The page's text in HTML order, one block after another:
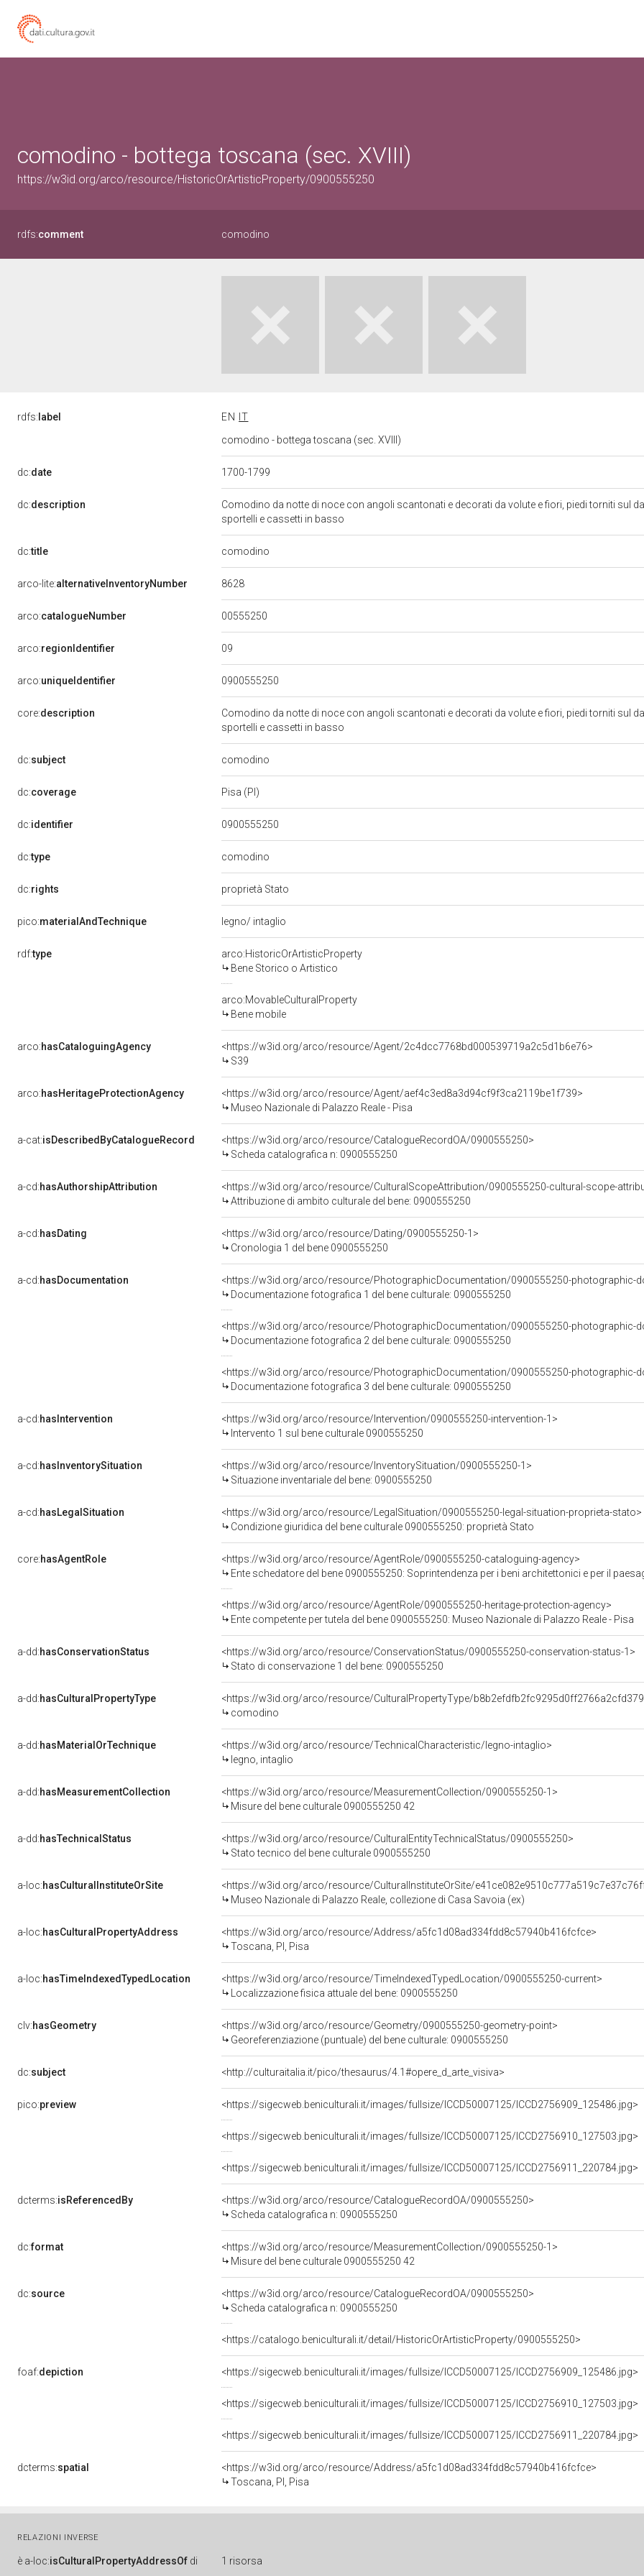
comodino - bottega toscana (sec. XVIII)
https://w3id.org/arco/resource/HistoricOrArtisticProperty/0900555250
rdfs:comment comodino
rdfs: label EN
IT
comodino - bottega toscana (sec. XVIII)
dc:date 1700-1799
dc:description
Comodino da notte di noce con angoli scantonati e decorati da volute e fiori, piedi torniti sul
sportelli e cassetti in basso
dc:title comodino
arco-lite:alternativeInventoryNumber 8628
arco:catalogueNumber 00555250
arco:regionIdentifier 09
arco:uniqueIdentifier 0900555250
core:description
Comodino da notte di noce con angoli scantonati e decorati da volute e fiori, piedi torniti sul
sportelli e cassetti in basso
dc:subject comodino
dc:coverage Pisa (PI)
dc:identifier 0900555250
dc:type comodino
dc:rights proprietà Stato
pico:materialAndTechnique legno/ intaglio
rdf:type
arco:HistoricOrArtisticProperty
Bene Storico o Artistico
arco:MovableCulturalProperty
Bene mobile
arco:hasCataloguingAgency
<https://w3id.org/arco/resource/Agent/2c4dcc7768bd000539719a2c5d1b6e76>
S39
arco:hasHeritageProtectionAgency
<https://w3id.org/arco/resource/Agent/aef4c3ed8a3d94cf9f3ca2119be1f739>
Museo Nazionale di Palazzo Reale - Pisa
a-cat:isDescribedByCatalogueRecord
<https://w3id.org/arco/resource/CatalogueRecordOA/0900555250>
Scheda catalografica n: 0900555250
a-cd:hasAuthorshipAttribution
<https://w3id.org/arco/resource/CulturalScopeAttribution/0900555250-cultural-scope-
Attribuzione di ambito culturale del bene: 0900555250
a-cd:hasDating
<https://w3id.org/arco/resource/Dating/0900555250-1>
Cronologia 1 del bene 0900555250
a-cd:hasDocumentation
<https://w3id.org/arco/resource/PhotographicDocumentation/0900555250-photographic-
Documentazione fotografica 1 del bene culturale: 0900555250
<https://w3id.org/arco/resource/PhotographicDocumentation/0900555250-photographic-
Documentazione fotografica 2 del bene culturale: 0900555250
<https://w3id.org/arco/resource/PhotographicDocumentation/0900555250-photographic-
Documentazione fotografica 3 del bene culturale: 0900555250
a-cd:hasIntervention
<https://w3id.org/arco/resource/Intervention/0900555250-intervention-1>
Intervento 1 sul bene culturale 0900555250
a-cd:hasInventorySituation
<https://w3id.org/arco/resource/InventorySituation/0900555250-1>
Situazione inventariale del bene: 0900555250
a-cd:hasLegalSituation
<https://w3id.org/arco/resource/LegalSituation/0900555250-legal-situation-proprieta-stato>
Condizione giuridica del bene culturale 0900555250: proprietà Stato
core:hasAgentRole
<https://w3id.org/arco/resource/AgentRole/0900555250-cataloguing-agency>
Ente schedatore del bene 0900555250: Soprintendenza per i beni architettonici e per il paesaggio, per il
<https://w3id.org/arco/resource/AgentRole/0900555250-heritage-protection-agency>
Ente competente per tutela del bene 0900555250: Museo Nazionale di Palazzo Reale - Pisa
a-dd:hasConservationStatus
<https://w3id.org/arco/resource/ConservationStatus/0900555250-conservation-status-1>
Stato di conservazione 1 del bene: 0900555250
a-dd:hasCulturalPropertyType
<https://w3id.org/arco/resource/CulturalPropertyType/
comodino
a-dd:hasMaterialOrTechnique
<https://w3id.org/arco/resource/TechnicalCharacteristic/legno-intaglio>
legno, intaglio
a-dd:hasMeasurementCollection
<https://w3id.org/arco/resource/MeasurementCollection/0900555250-1>
Misure del bene culturale 0900555250 42
a-dd:hasTechnicalStatus
<https://w3id.org/arco/resource/CulturalEntityTechnicalStatus/0900555250>
Stato tecnico del bene culturale 0900555250
a-loc:hasCulturalInstituteOrSite
<https://w3id.org/arco/resource/CulturalInstituteOrSite/
Museo Nazionale di Palazzo Reale, collezione di Casa Savoia (ex)
a-loc:hasCulturalPropertyAddress
<https://w3id.org/arco/resource/Address/a5fc1d08ad334fdd8c57940b416fcfce>
Toscana, PI, Pisa
a-loc:hasTimeIndexedTypedLocation
<https://w3id.org/arco/resource/TimeIndexedTypedLocation/0900555250-current>
Localizzazione fisica attuale del bene: 0900555250
clv:hasGeometry
<https://w3id.org/arco/resource/Geometry/0900555250-geometry-point>
Georeferenziazione (puntuale) del bene culturale: 0900555250
dc:subject <http://culturaitalia.it/pico/thesaurus/4.1#opere_d_arte_visiva>
pico:preview <https://sigecweb.beniculturali.it/images/fullsize/ICCD50007125/ICCD2756909_125486.jpg>
<https://sigecweb.beniculturali.it/images/fullsize/ICCD50007125/ICCD2756910_127503.jpg>
<https://sigecweb.beniculturali.it/images/fullsize/ICCD50007125/ICCD2756911_220784.jpg>
dcterms:isReferencedBy
<https://w3id.org/arco/resource/CatalogueRecordOA/0900555250>
Scheda catalografica n: 0900555250
dc:format
<https://w3id.org/arco/resource/MeasurementCollection/0900555250-1>
Misure del bene culturale 0900555250 42
dc:source
<https://w3id.org/arco/resource/CatalogueRecordOA/0900555250>
Scheda catalografica n: 0900555250
<https://catalogo.beniculturali.it/detail/HistoricOrArtisticProperty/0900555250>
foaf:depiction <https://sigecweb.beniculturali.it/images/fullsize/ICCD50007125/ICCD2756909_125486.jpg>
<https://sigecweb.beniculturali.it/images/fullsize/ICCD50007125/ICCD2756910_127503.jpg>
<https://sigecweb.beniculturali.it/images/fullsize/ICCD50007125/ICCD2756911_220784.jpg>
dcterms:spatial
<https://w3id.org/arco/resource/Address/a5fc1d08ad334fdd8c57940b416fcfce>
Toscana, PI, Pisa
RELAZIONI INVERSE
è a-loc:isCulturalPropertyAddressOf di 1 risorsa